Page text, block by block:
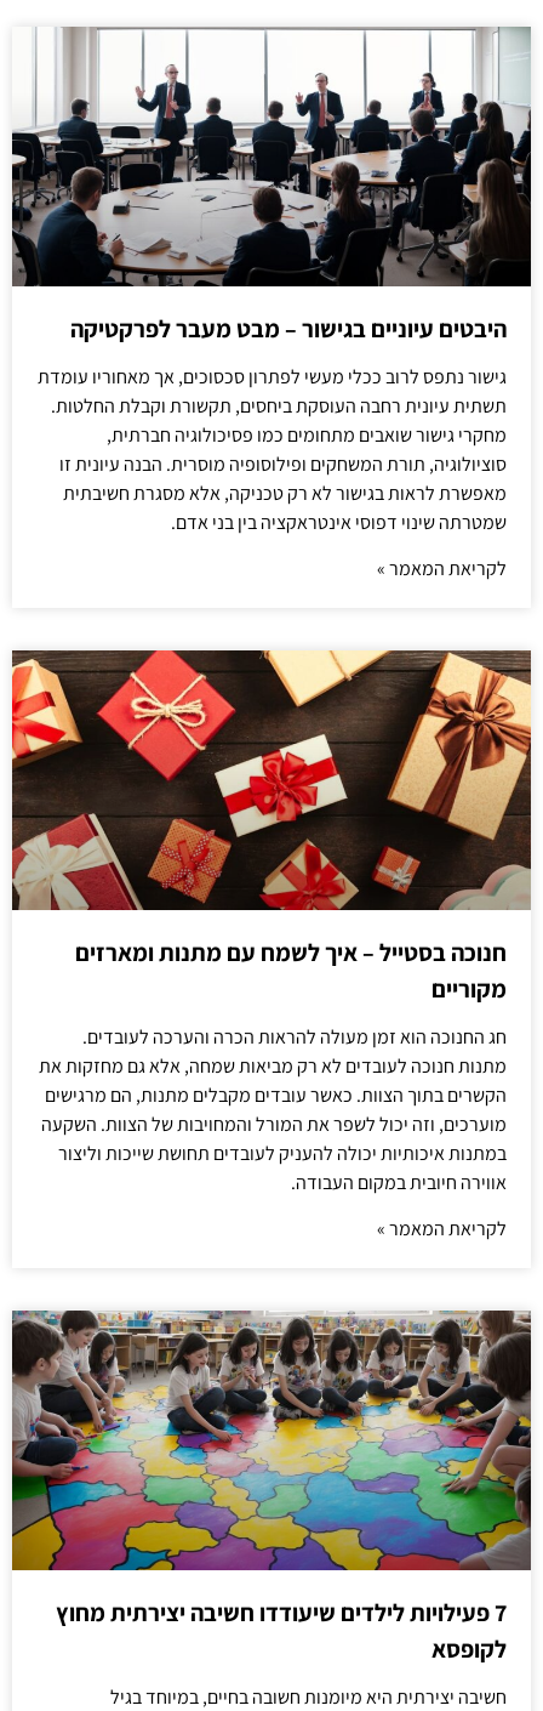
היבטים עיוניים בגישור – מבט מעבר לפרקטיקה
גישור נתפס לרוב ככלי מעשי לפתרון סכסוכים, אך מאחוריו עומדת
תשתית עיונית רחבה העוסקת ביחסים, תקשורת וקבלת החלטות.
מחקרי גישור שואבים מתחומים כמו פסיכולוגיה חברתית,
סוציולוגיה, תורת המשחקים ופילוסופיה מוסרית. הבנה עיונית זו
מאפשרת לראות בגישור לא רק טכניקה, אלא מסגרת חשיבתית
שמטרתה שינוי דפוסי אינטראקציה בין בני אדם.
לקריאת המאמר »
חנוכה בסטייל – איך לשמח עם מתנות ומארזים
מקוריים
חג החנוכה הוא זמן מעולה להראות הכרה והערכה לעובדים.
מתנות חנוכה לעובדים לא רק מביאות שמחה, אלא גם מחזקות את
הקשרים בתוך הצוות. כאשר עובדים מקבלים מתנות, הם מרגישים
מוערכים, וזה יכול לשפר את המורל והמחויבות של הצוות. השקעה
במתנות איכותיות יכולה להעניק לעובדים תחושת שייכות וליצור
אווירה חיובית במקום העבודה.
לקריאת המאמר »
7 פעילויות לילדים שיעודדו חשיבה יצירתית מחוץ
לקופסא
חשיבה יצירתית היא מיומנות חשובה בחיים, במיוחד בגיל